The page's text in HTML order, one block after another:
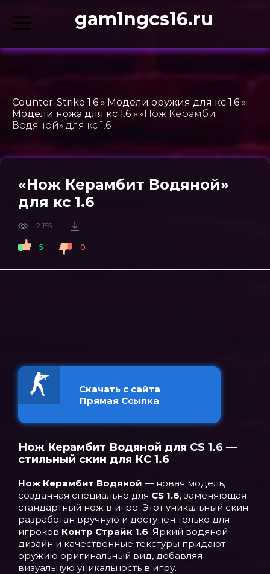
gam1ngcs16.ru
Counter-Strike 1.6 » Модели оружия для кс 1.6 »
Модели ножа для кс 1.6 » «Нож Керамбит
Водяной» для кс 1.6
«Нож Керамбит Водяной»
для кс 1.6
2 155
5 0
Скачать с сайта
Прямая Ссылка
Нож Керамбит Водяной для CS 1.6 —
стильный скин для КС 1.6
Нож Керамбит Водяной — новая модель,
созданная специально для CS 1.6, заменяющая
стандартный нож в игре. Этот уникальный скин
разработан вручную и доступен только для
игроков Контр Страйк 1.6. Яркий водяной
дизайн и качественные текстуры придают
оружию оригинальный вид, добавляя
визуальную уникальность в игру.